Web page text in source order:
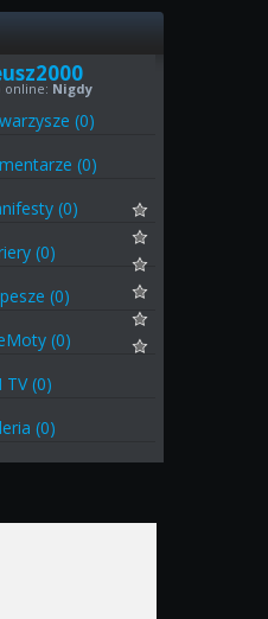
online: Nigdy
(0)
(0)
(0)
(0)
(0)
(0)
TV (0)
(0)